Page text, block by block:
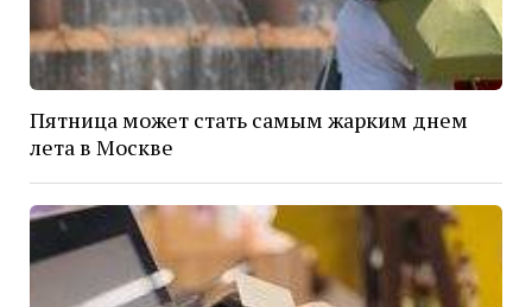
Пятница может стать самым жарким днем
лета в Москве